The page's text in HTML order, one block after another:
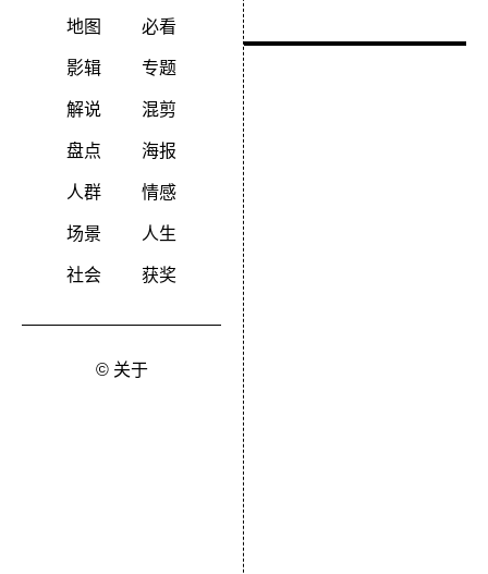
地图 必看
影辑 专题
解说 混剪
盘点 海报
人群 情感
场景 人生
社会 获奖
© 关于